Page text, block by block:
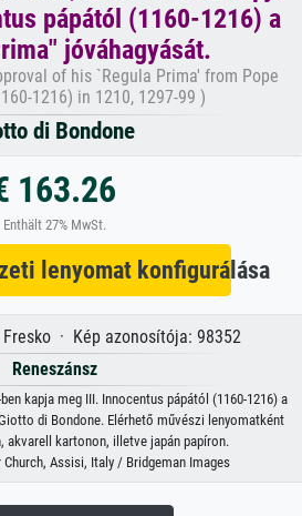
pápától (1160-1216) a
jóváhagyását.
of his `Regula Prima' from Pope
1216) in 1210, 1297-99 )
di Bondone
163.26
Enthält 27% MwSt.
lenyomat konfigurálása
· Kép azonosítója: 98352
Reneszánsz
kapja meg III. Innocentus pápától (1160-1216) a
di Bondone. Elérhető művészi lenyomatként
akvarell kartonon, illetve japán papíron.
Church, Assisi, Italy / Bridgeman Images